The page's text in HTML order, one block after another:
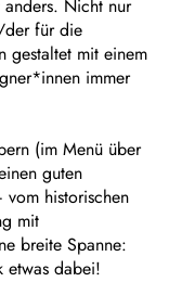
Nicht nur
der für die
gestaltet mit einem
immer
(im Menü über
guten
historischen
mit
breite Spanne:
etwas dabei!